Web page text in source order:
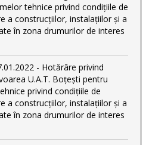
tehnice privind condiţiile de
a construcţiilor, instalaţiilor şi a
în zona drumurilor de interes
- Hotărâre privind
U.A.T. Boțești pentru
privind condiţiile de
a construcţiilor, instalaţiilor şi a
în zona drumurilor de interes